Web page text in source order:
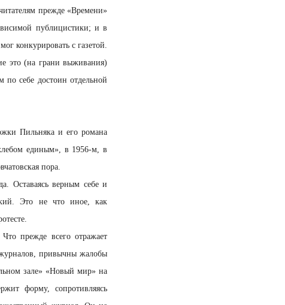
прежде «Времени»
публицистики; и в
конкурировать с газетой.
это (на грани выживания)
себе достоин отдельной
Пильняка и его романа
единым», в 1956-м, в
пора.
Оставаясь верным себе и
Это не что иное, как
прежде всего отражает
журналов, привычны жалобы
зале» «Новый мир» на
форму, сопротивляясь